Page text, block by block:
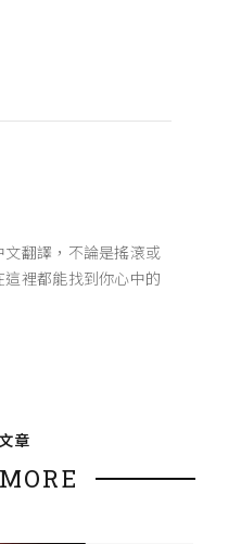
翻譯，不論是搖滾或
裡都能找到你心中的
章